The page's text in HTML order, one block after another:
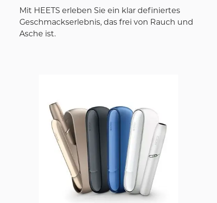
Mit HEETS erleben Sie ein klar definiertes
Geschmackserlebnis, das frei von Rauch und
Asche ist.